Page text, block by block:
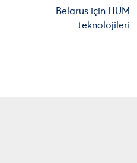
Belarus için HUM
teknolojileri